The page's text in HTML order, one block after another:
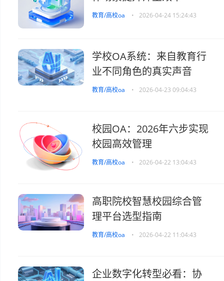
教育/高校oa • 2026-04-24 15:24:43
学校OA系统：来自教育行
业不同角色的真实声音
教育/高校oa • 2026-04-23 09:04:43
校园OA：2026年六步实现
校园高效管理
教育/高校oa • 2026-04-22 13:04:43
高职院校智慧校园综合管
理平台选型指南
教育/高校oa • 2026-04-22 11:04:43
企业数字化转型必看：协